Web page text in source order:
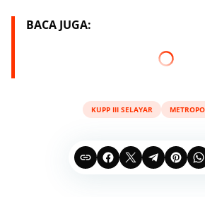
BACA JUGA:
KUPP III SELAYAR